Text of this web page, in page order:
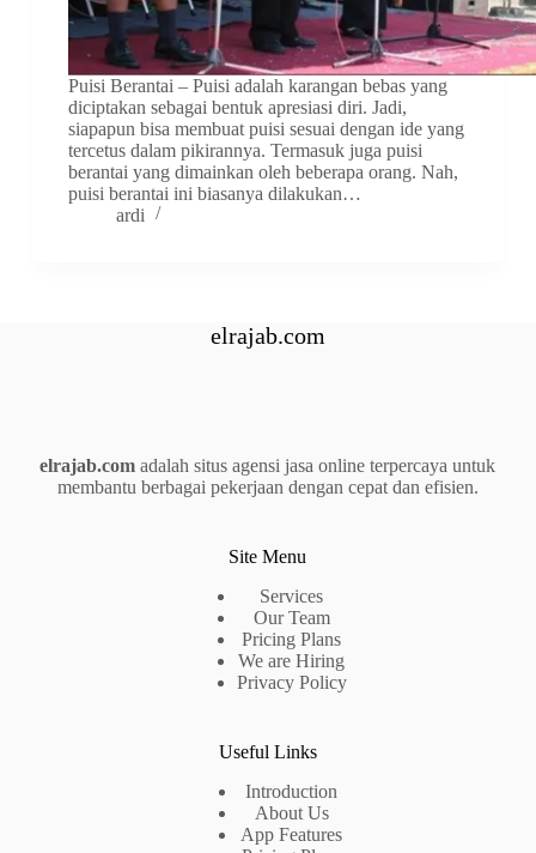
Puisi Berantai – Puisi adalah karangan bebas yang
diciptakan sebagai bentuk apresiasi diri. Jadi,
siapapun bisa membuat puisi sesuai dengan ide yang
tercetus dalam pikirannya. Termasuk juga puisi
berantai yang dimainkan oleh beberapa orang. Nah,
puisi berantai ini biasanya dilakukan…
ardi
elrajab.com
elrajab.com adalah situs agensi jasa online terpercaya untuk
membantu berbagai pekerjaan dengan cepat dan efisien.
Site Menu
Services
Our Team
Pricing Plans
We are Hiring
Privacy Policy
Useful Links
Introduction
About Us
App Features